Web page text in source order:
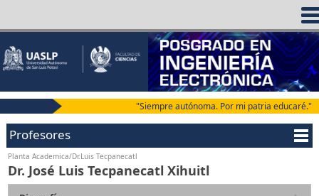
"Siempre autónoma. Por mi patria educaré."
Profesores
Planta Academica/Dr.Luis Tecpanecatl
Dr. José Luis Tecpanecatl Xihuitl